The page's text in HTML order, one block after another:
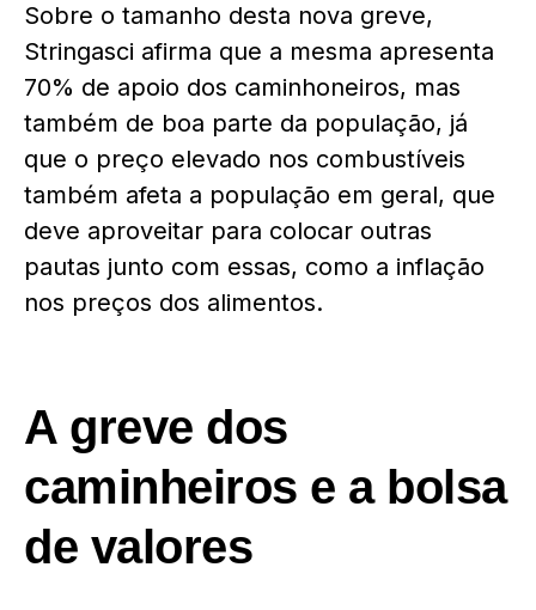
Sobre o tamanho desta nova greve,
Stringasci afirma que a mesma apresenta
70% de apoio dos caminhoneiros, mas
também de boa parte da população, já
que o preço elevado nos combustíveis
também afeta a população em geral, que
deve aproveitar para colocar outras
pautas junto com essas, como a inflação
nos preços dos alimentos.
A greve dos
caminheiros e a bolsa
de valores